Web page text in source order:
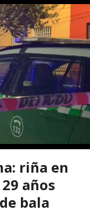
riña en
años
bala